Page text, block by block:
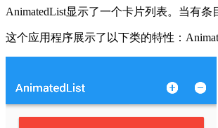
AnimatedList显示了一个卡片列表。当有
这个应用程序展示了以下类的特性：